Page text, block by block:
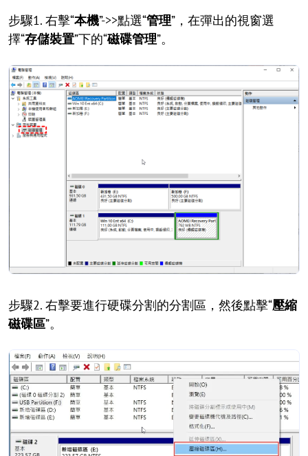
步驟1. 右擊“本機”->>點選“管理”，在彈出的視窗選
擇“存儲裝置”下的“磁碟管理”。
步驟2. 右擊要進行硬碟分割的分割區，然後點擊“壓縮
磁碟區”。